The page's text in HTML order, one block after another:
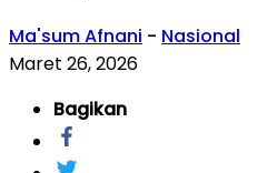
Ma'sum Afnani - Nasional
Maret 26, 2026
Bagikan